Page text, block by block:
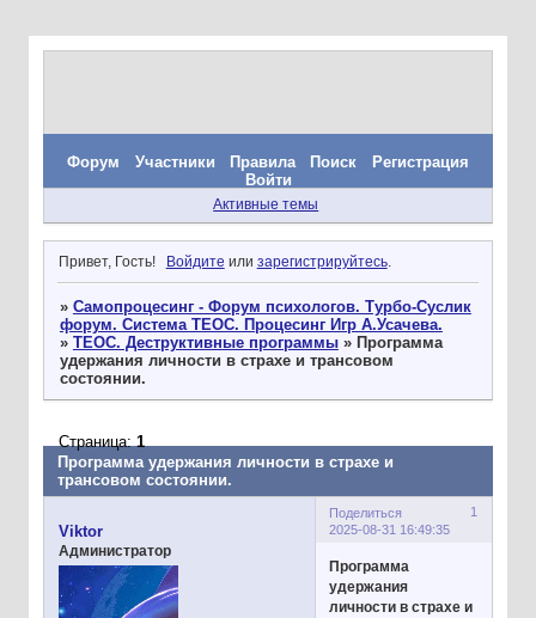
Форум Участники Правила Поиск
Регистрация
Войти
Активные темы
Привет, Гость! Войдите или зарегистрируйтесь.
» Самопроцесинг - Форум психологов. Турбо-Суслик
форум. Система ТЕОС. Процесинг Игр А.Усачева.
» ТЕОС. Деструктивные программы » Программа
удержания личности в страхе и трансовом
состоянии.
Программа удержания личности в страхе и
трансовом состоянии.
Страница:1
Поделиться
1
2025-08-31 16:49:35
Viktor
Администратор
Программа
удержания
личности в страхе и